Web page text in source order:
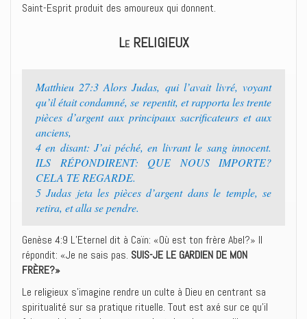
Saint-Esprit produit des amoureux qui donnent.
Le RELIGIEUX
Matthieu 27:3 Alors Judas, qui l’avait livré, voyant
qu’il était condamné, se repentit, et rapporta les trente
pièces d’argent aux principaux sacrificateurs et aux
anciens,
4 en disant: J’ai péché, en livrant le sang innocent.
ILS RÉPONDIRENT: QUE NOUS IMPORTE?
CELA TE REGARDE.
5 Judas jeta les pièces d’argent dans le temple, se
retira, et alla se pendre.
Genèse 4:9 L’Eternel dit à Caïn: «Où est ton frère Abel?» Il
répondit: «Je ne sais pas. SUIS-JE LE GARDIEN DE MON
FRÈRE?»
Le religieux s’imagine rendre un culte à Dieu en centrant sa
spiritualité sur sa pratique rituelle. Tout est axé sur ce qu’il